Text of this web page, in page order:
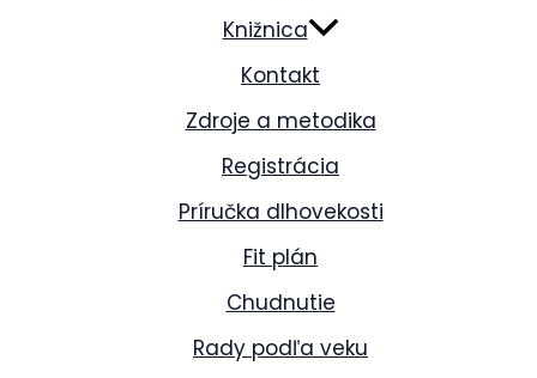
Knižnica
Kontakt
Zdroje a metodika
Registrácia
Príručka dlhovekosti
Fit plán
Chudnutie
Rady podľa veku